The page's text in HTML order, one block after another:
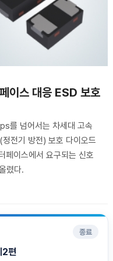
이스 대응 ESD 보호
를 넘어서는 차세대 고속
전기 방전) 보호 다이오드
페이스에서 요구되는 신호
렸다.
종료
2편